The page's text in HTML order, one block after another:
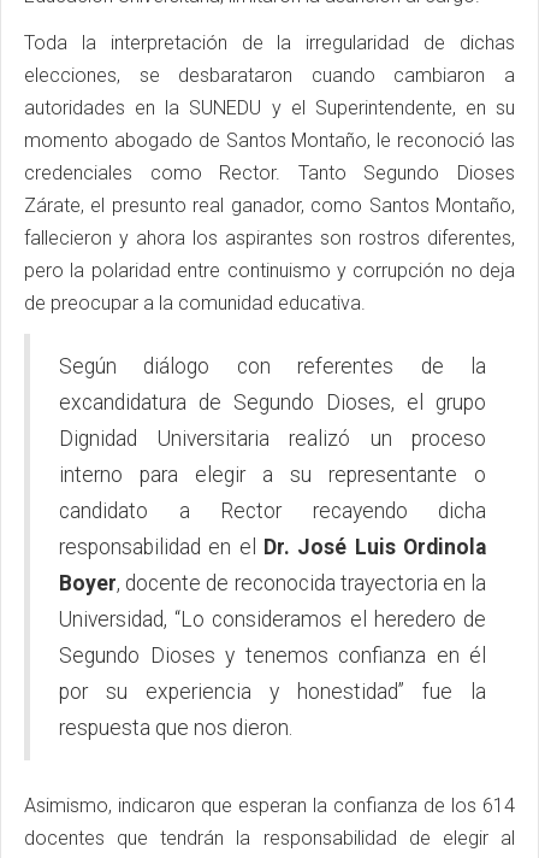
Toda la interpretación de la irregularidad de dichas
elecciones, se desbarataron cuando cambiaron a
autoridades en la SUNEDU y el Superintendente, en su
momento abogado de Santos Montaño, le reconoció las
credenciales como Rector. Tanto Segundo Dioses
Zárate, el presunto real ganador, como Santos Montaño,
fallecieron y ahora los aspirantes son rostros diferentes,
pero la polaridad entre continuismo y corrupción no deja
de preocupar a la comunidad educativa.
Según diálogo con referentes de la
excandidatura de Segundo Dioses, el grupo
Dignidad Universitaria realizó un proceso
interno para elegir a su representante o
candidato a Rector recayendo dicha
responsabilidad en el
Dr. José Luis Ordinola
Boyer, docente de reconocida trayectoria en la
Universidad, “Lo consideramos el heredero de
Segundo Dioses y tenemos confianza en él
por su experiencia y honestidad” fue la
respuesta que nos dieron.
Asimismo, indicaron que esperan la confianza de los 614
docentes que tendrán la responsabilidad de elegir al